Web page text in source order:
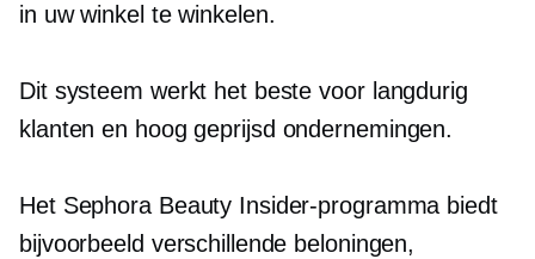
in uw winkel te winkelen.
Dit systeem werkt het beste voor langdurig
klanten en hoog geprijsd ondernemingen.
Het Sephora Beauty Insider-programma biedt
bijvoorbeeld verschillende beloningen,